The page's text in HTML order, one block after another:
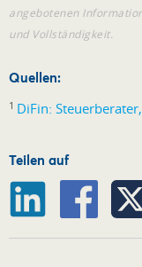
angebotenen
und Vollständigkeit.
Quellen:
1 DiFin:
Teilen auf